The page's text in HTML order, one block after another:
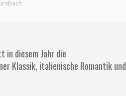
diesem Jahr die
Klassik, italienische Romantik und